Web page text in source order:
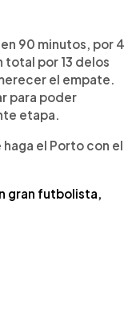
90 minutos, por 4
total por 13 delos
el empate.
para poder
etapa.
el Porto con el
gran futbolista,